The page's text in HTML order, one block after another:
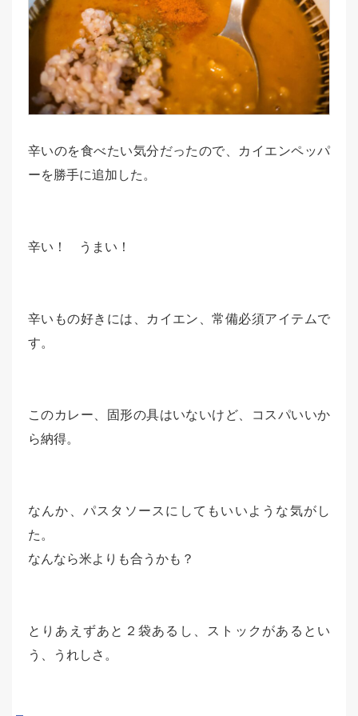
辛いのを食べたい気分だったので、カイエンペッパ
ーを勝手に追加した。
辛い！ うまい！
辛いもの好きには、カイエン、常備必須アイテムで
す。
このカレー、固形の具はいないけど、コスパいいか
ら納得。
なんか、パスタソースにしてもいいような気がし
た。
なんなら米よりも合うかも？
とりあえずあと２袋あるし、ストックがあるとい
う、うれしさ。